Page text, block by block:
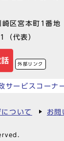
区宮本町1番地
（代表）
外部リンク
サービスコーナ
ついて お問